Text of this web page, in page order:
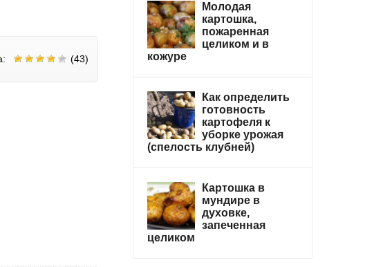
(43)
Молодая
картошка,
пожаренная
целиком и в
кожуре
Как определить
готовность
картофеля к
уборке урожая
(спелость клубней)
Картошка в
мундире в
духовке,
запеченная
целиком